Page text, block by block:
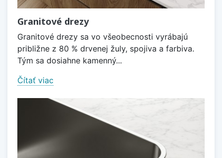
Granitové drezy
Granitové drezy sa vo všeobecnosti vyrábajú
približne z 80 % drvenej žuly, spojiva a farbiva.
Tým sa dosiahne kamenný...
Čítať viac